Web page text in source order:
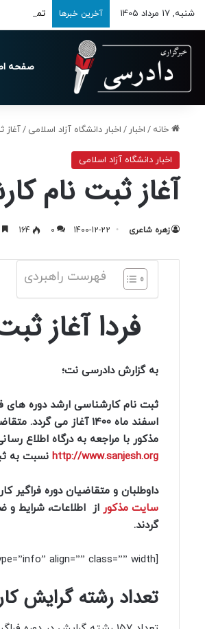
شنبه, 17 مرداد 1405 آخرین خبرها تمدید مهلت
صفحه
خانه / اخبار / اخبار دانشگاه آزاد اسلامی /آغاز
اخبار دانشگاه آزاد اسلامی
آغاز ثبت‌ نام
زهره شاعری 1400-12-22
0
164
فهرست راهبردی
فردا آغاز
به گزارش دادرسی نت؛
اسفند ماه 1400 آغاز می
مذکور با مراجعه به درگاه اطلاع
http://www.sanjesh.org نسبت به
داوطلبان و متقاضیان دوره فراگیر
سایت مذکور از اطلاعات، شرایط و
گردند.
[box type=”info” align=”” class=”” width=””]
تعداد رشته گرایش